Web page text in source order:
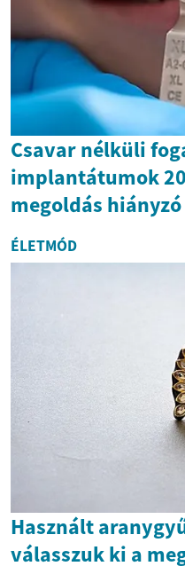
Csavar nélküli
implantátumok
megoldás
ÉLETMÓD
Használt
válasszuk ki a